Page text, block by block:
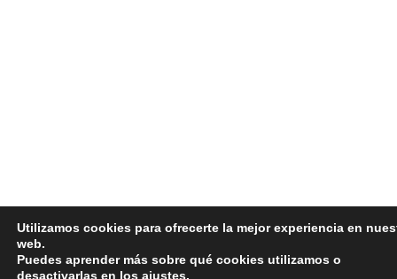
Utilizamos cookies para ofrecerte la mejor experiencia en
web.
Puedes aprender más sobre qué cookies utilizamos o
desactivarlas en los ajustes.